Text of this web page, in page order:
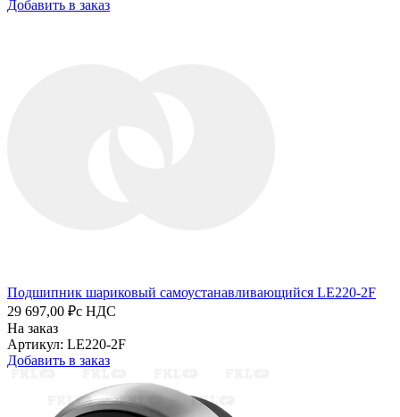
Добавить в заказ
Подшипник шариковый самоустанавливающийся LE220-2F
29 697,00 ₽с НДС
На заказ
Артикул: LE220-2F
Добавить в заказ